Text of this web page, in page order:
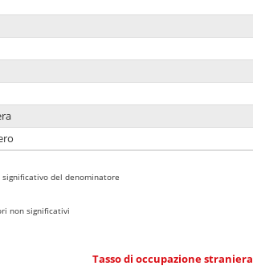
del denominatore
non significativi
Tasso di occupazione straniera